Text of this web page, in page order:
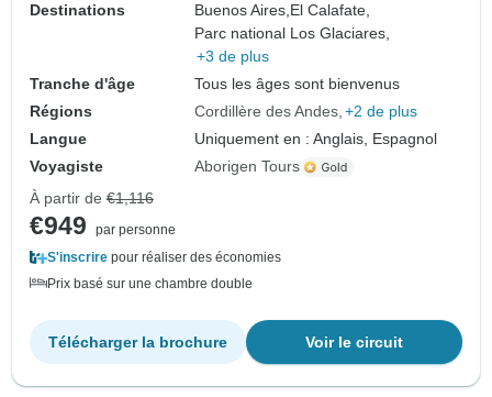
Destinations
Buenos Aires,El Calafate,
Parc national Los Glaciares,
+3 de plus
Tranche d'âge
Tous les âges sont bienvenus
Régions
Cordillère des Andes +2 de plus
Langue
Uniquement en : Anglais, Espagnol
Voyagiste
Aborigen Tours
À partir de €1,116
€949
par personne
S'inscrire pour réaliser des économies
Prix basé sur une chambre double
Voir le circuit
Télécharger la brochure